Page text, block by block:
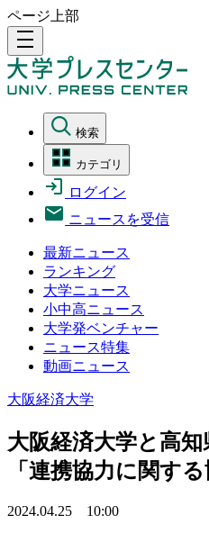
ページ上部
density_medium
検索
カテゴリ
ログイン
ニュースを受信
最新ニュース
ランキング
大学ニュース
小中高ニュース
大学発ベンチャー
ニュース特集
動画ニュース
大阪経済大学
大阪経済大学と高
「連携協力に関す
2024.04.25 10:00